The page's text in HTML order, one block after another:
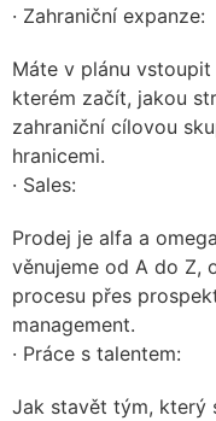
· Zahraniční expanze:
Máte v plánu
kterém začít, jakou
zahraniční cílovou
hranicemi.
· Sales:
Prodej je alfa a
věnujeme od A do Z,
procesu přes
management.
· Práce s talentem:
Jak stavět tým, který